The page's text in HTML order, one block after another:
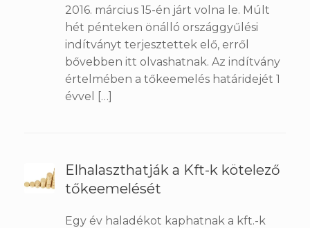
2016. március 15-én járt volna le. Múlt
hét pénteken önálló országgyűlési
indítványt terjesztettek elő, erről
bővebben itt olvashatnak. Az indítvány
értelmében a tőkeemelés határidejét 1
évvel […]
Elhalaszthatják a Kft-k kötelező
tőkeemelését
Egy év haladékot kaphatnak a kft.-k